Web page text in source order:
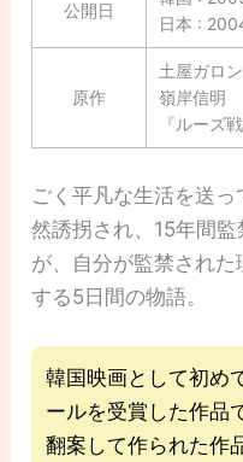
公開日
日本 :
原作
土屋ガロン
嶺岸信明
『ルーズ
ごく平凡な生活を送
然誘拐され、15年間
が、自分が監禁され
する5日間の物語。
韓国映画として初め
ールを受賞した作品
翻案して作られた作